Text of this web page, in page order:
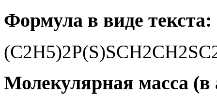
Формула в виде текста:
Молекулярная масса (в